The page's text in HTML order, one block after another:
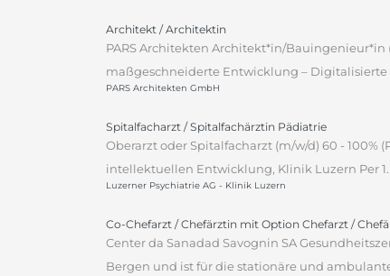
Architekt / Architektin
PARS Architekten Architekt*in/
maßgeschneiderte Entwicklung –
PARS Architekten GmbH
Spitalfacharzt / Spitalfachärztin Pädiatrie
Oberarzt oder Spitalfacharzt (m/w/d) 60 -
intellektuellen Entwicklung, Klinik Luzern Per
Luzerner Psychiatrie AG - Klinik Luzern
Co-Chefarzt / Chefärztin mit Option Chefarzt /
Center da Sanadad Savognin SA
Bergen und ist für die stationäre und